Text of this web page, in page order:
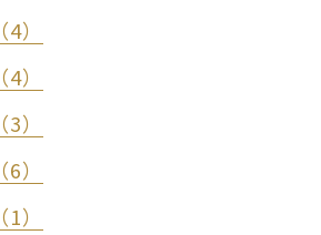
）
）
）
）
）